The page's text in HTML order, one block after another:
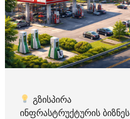
ᲒᲖᲘᲡᲞᲘᲠᲐ
ᲘᲜᲤᲠᲐᲡᲢᲠᲣᲥᲢᲣᲠᲘᲡ ᲑᲘᲖᲜᲔᲡ